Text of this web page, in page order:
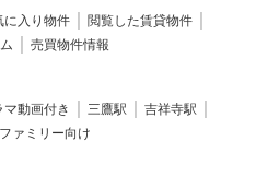
に入り物件
閲覧した賃貸物件
売買物件情報
マ動画付き 三鷹駅
吉祥寺駅
ファミリー向け